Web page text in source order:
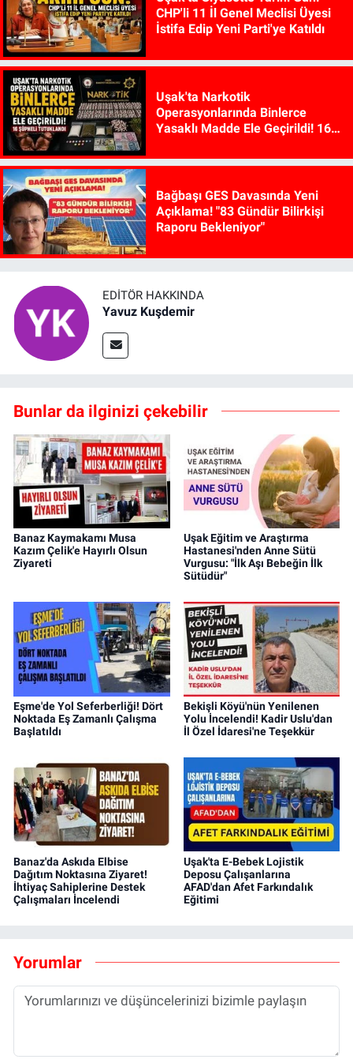
CHP'li 11 İl Genel Meclisi Üyesi
İstifa Edip Yeni Parti'ye Katıldı
Uşak'ta Narkotik
Operasyonlarında Binlerce
Yasaklı Madde Ele Geçirildi! 16
Bağbaşı GES Davasında Yeni
Açıklama! "83 Gündür Bilirkişi
Raporu Bekleniyor"
EDITÖR HAKKINDA
Yavuz Kuşdemir
Bunlar da ilginizi çekebilir
Banaz Kaymakamı Musa
Kazım Çelik'e Hayırlı Olsun
Ziyareti
Uşak Eğitim ve Araştırma
Hastanesi'nden Anne Sütü
Vurgusu: "İlk Aşı Bebeğin İlk
Sütüdür"
Eşme'de Yol Seferberliği! Dört
Noktada Eş Zamanlı Çalışma
Başlatıldı
Bekişli Köyü'nün Yenilenen
Yolu İncelendi! Kadir Uslu'dan
İl Özel İdaresi'ne Teşekkür
Banaz'da Askıda Elbise
Dağıtım Noktasına Ziyaret!
İhtiyaç Sahiplerine Destek
Çalışmaları İncelendi
Uşak'ta E-Bebek Lojistik
Deposu Çalışanlarına
AFAD'dan Afet Farkındalık
Eğitimi
Yorumlar